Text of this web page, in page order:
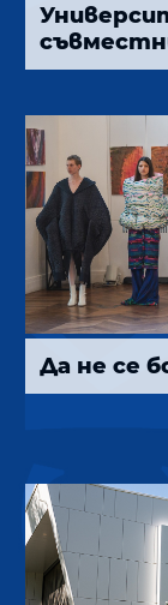
Да не се